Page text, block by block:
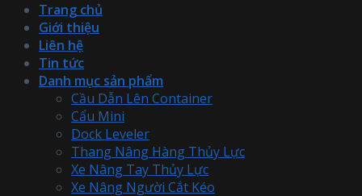
Trang chủ
Giới thiệu
Liên hệ
Tin tức
Danh mục sản phẩm
Cầu Dẫn Lên Container
Cẩu Mini
Dock Leveler
Thang Nâng Hàng Thủy Lực
Xe Nâng Tay Thủy Lực
Xe Nâng Người Cắt Kéo